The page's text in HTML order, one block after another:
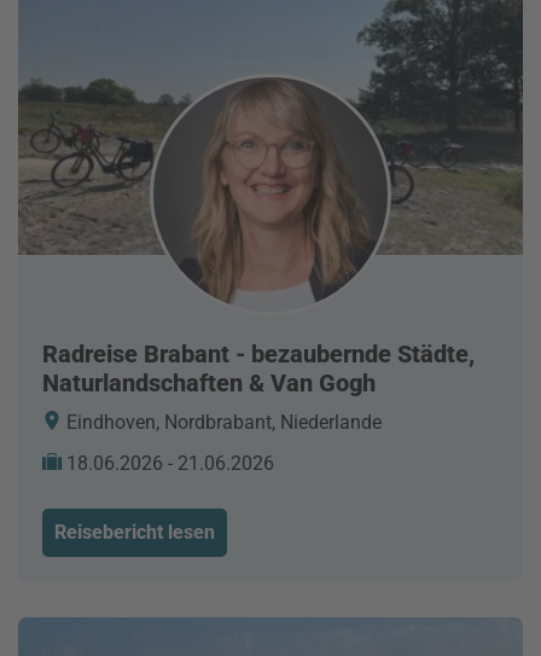
Radreise Brabant - bezaubernde Städte,
Naturlandschaften & Van Gogh
Eindhoven, Nordbrabant, Niederlande
18.06.2026 - 21.06.2026
Reisebericht lesen